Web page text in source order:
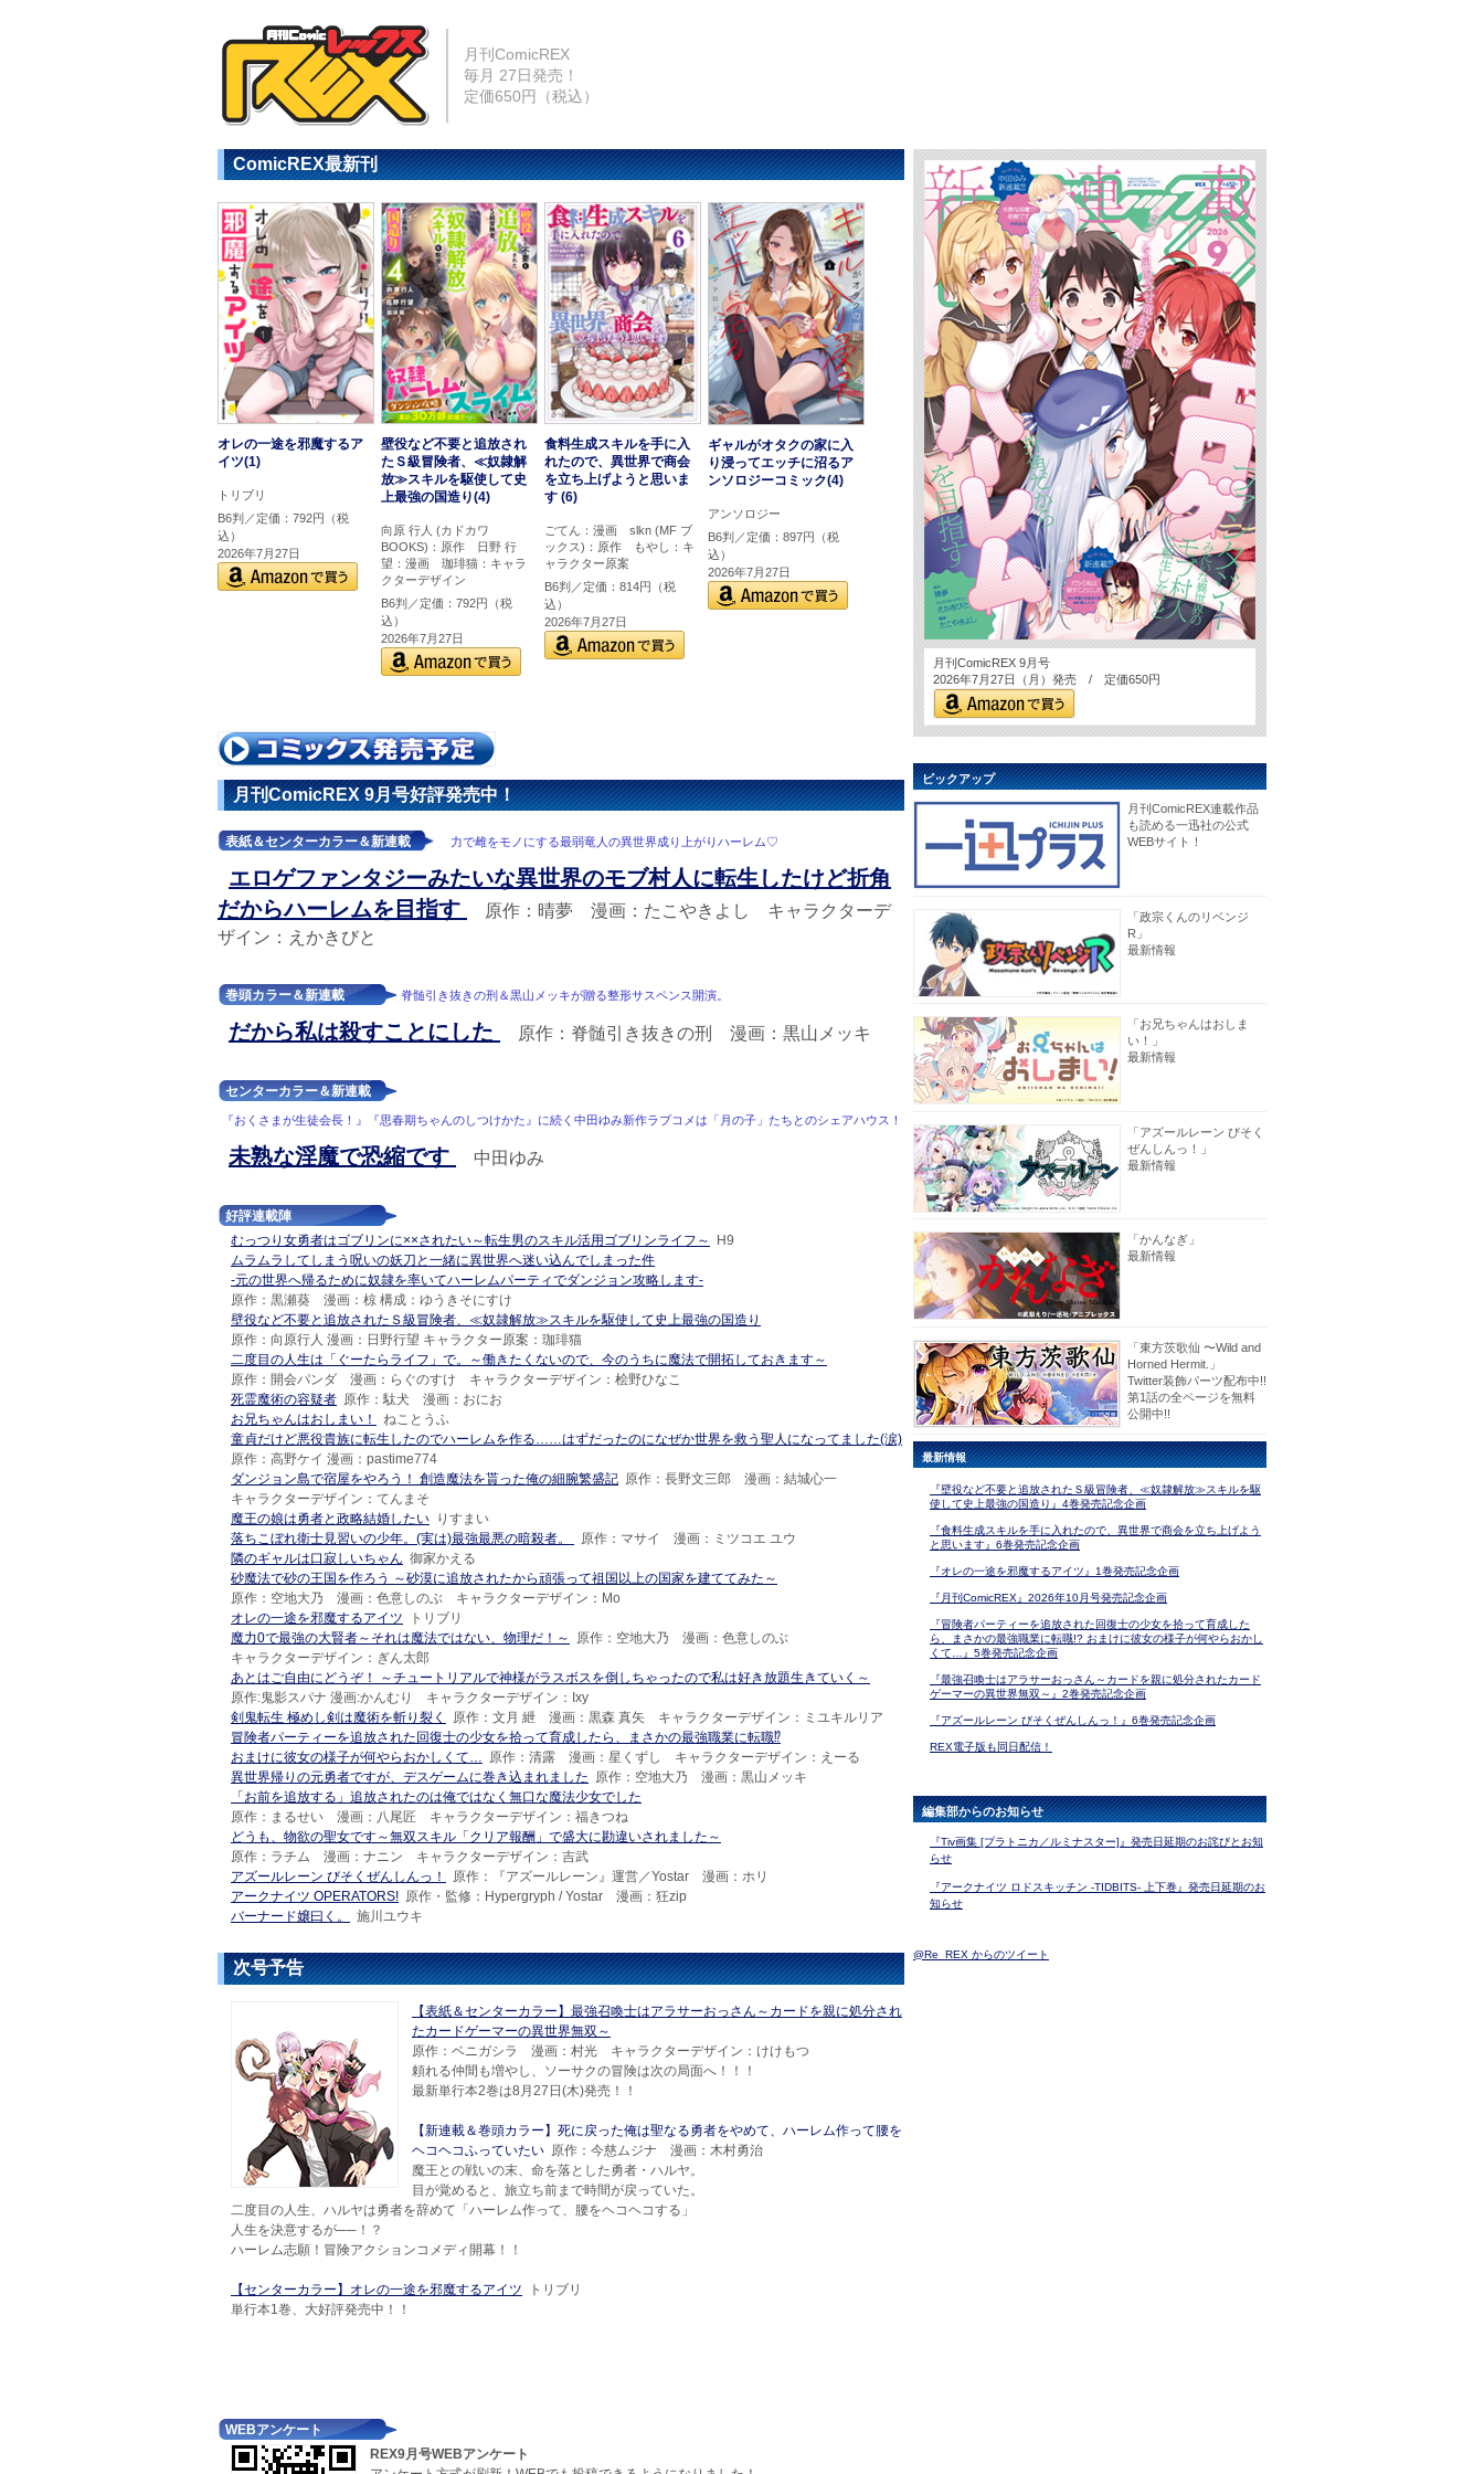
月刊ComicREX
毎月 27日発売！
定価650円（税込）
ComicREX最新刊
オレの一途を邪魔するア
イツ(1)
トリブリ
B6判／定価：792円（税
込）
2026年7月27日
壁役など不要と追放され
たＳ級冒険者、≪奴隷解
放≫スキルを駆使して史
上最強の国造り(4)
向原 行人 (カドカワ
BOOKS)：原作 日野 行
望：漫画 珈琲猫：キャラ
クターデザイン
B6判／定価：792円（税
込）
2026年7月27日
食料生成スキルを手に入
れたので、異世界で商会
を立ち上げようと思いま
す (6)
ごてん：漫画 slkn (MF ブ
ックス)：原作 もやし：キ
ャラクター原案
B6判／定価：814円（税
込）
2026年7月27日
ギャルがオタクの家に入
り浸ってエッチに沼るア
ンソロジーコミック(4)
アンソロジー
B6判／定価：897円（税
込）
2026年7月27日
月刊ComicREX 9月号好評発売中！
表紙＆センターカラー＆新連載 力で雌をモノにする最弱竜人の異世界成り上がりハーレム♡
エロゲファンタジーみたいな異世界のモブ村人に転生したけど折角
だからハーレムを目指す
原作：晴夢 漫画：たこやきよし キャラクターデ
ザイン：えかきびと
巻頭カラー＆新連載 脊髄引き抜きの刑＆黒山メッキが贈る整形サスペンス開演。
だから私は殺すことにした 原作：脊髄引き抜きの刑 漫画：黒山メッキ
センターカラー＆新連載
『おくさまが生徒会長！』『思春期ちゃんのしつけかた』に続く中田ゆみ新作ラブコメは「月の子」たちとのシェアハウス！
未熟な淫魔で恐縮です 中田ゆみ
好評連載陣
むっつり女勇者はゴブリンに××されたい～転生男のスキル活用ゴブリンライフ～
H9
ムラムラしてしまう呪いの妖刀と一緒に異世界へ迷い込んでしまった件
-元の世界へ帰るために奴隷を率いてハーレムパーティでダンジョン攻略します-
原作：黒瀬葵 漫画：椋 構成：ゆうきそにすけ
壁役など不要と追放されたＳ級冒険者、≪奴隷解放≫スキルを駆使して史上最強の国造り
原作：向原行人 漫画：日野行望 キャラクター原案：珈琲猫
二度目の人生は「ぐーたらライフ」で。～働きたくないので、今のうちに魔法で開拓しておきます～
原作：開会パンダ 漫画：らぐのすけ キャラクターデザイン：桧野ひなこ
死霊魔術の容疑者 原作：駄犬 漫画：おにお
お兄ちゃんはおしまい！
ねことうふ
童貞だけど悪役貴族に転生したのでハーレムを作る……はずだったのになぜか世界を救う聖人になってました(涙)
原作：高野ケイ 漫画：pastime774
ダンジョン島で宿屋をやろう！ 創造魔法を貰った俺の細腕繁盛記 原作：長野文三郎 漫画：結城心一
キャラクターデザイン：てんまそ
魔王の娘は勇者と政略結婚したい りすまい
落ちこぼれ衛士見習いの少年。(実は)最強最悪の暗殺者。
原作：マサイ 漫画：ミツコエ ユウ
隣のギャルは口寂しいちゃん 御家かえる
砂魔法で砂の王国を作ろう ～砂漠に追放されたから頑張って祖国以上の国家を建ててみた～
原作：空地大乃 漫画：色意しのぶ キャラクターデザイン：Mo
オレの一途を邪魔するアイツ
トリブリ
魔力0で最強の大賢者～それは魔法ではない、物理だ！～
原作：空地大乃 漫画：色意しのぶ
キャラクターデザイン：ぎん太郎
あとはご自由にどうぞ！ ～チュートリアルで神様がラスボスを倒しちゃったので私は好き放題生きていく～
原作:鬼影スパナ 漫画:かんむり キャラクターデザイン：Ixy
剣鬼転生 極めし剣は魔術を斬り裂く
原作：文月 紲 漫画：黒森 真矢 キャラクターデザイン：ミユキルリア
冒険者パーティーを追放された回復士の少女を拾って育成したら、まさかの最強職業に転職⁉
おまけに彼女の様子が何やらおかしくて… 原作：清露 漫画：星くずし キャラクターデザイン：えーる
異世界帰りの元勇者ですが、デスゲームに巻き込まれました 原作：空地大乃 漫画：黒山メッキ
「お前を追放する」追放されたのは俺ではなく無口な魔法少女でした
原作：まるせい 漫画：八尾匠 キャラクターデザイン：福きつね
どうも、物欲の聖女です～無双スキル「クリア報酬」で盛大に勘違いされました～
原作：ラチム 漫画：ナニン キャラクターデザイン：吉武
アズールレーン びそくぜんしんっ！
原作：『アズールレーン』運営／Yostar 漫画：ホリ
アークナイツ OPERATORS! 原作・監修：Hypergryph / Yostar 漫画：狂zip
バーナード嬢曰く。
施川ユウキ
次号予告
【表紙＆センターカラー】最強召喚士はアラサーおっさん～カードを親に処分され
たカードゲーマーの異世界無双～
原作：ベニガシラ 漫画：村光 キャラクターデザイン：けけもつ
頼れる仲間も増やし、ソーサクの冒険は次の局面へ！！！
最新単行本2巻は8月27日(木)発売！！
【新連載＆巻頭カラー】死に戻った俺は聖なる勇者をやめて、ハーレム作って腰を
ヘコヘコふっていたい 原作：今慈ムジナ 漫画：木村勇治
魔王との戦いの末、命を落とした勇者・ハルヤ。
目が覚めると、旅立ち前まで時間が戻っていた。
二度目の人生、ハルヤは勇者を辞めて「ハーレム作って、腰をヘコヘコする」
人生を決意するが──！？
ハーレム志願！冒険アクションコメディ開幕！！
【センターカラー】オレの一途を邪魔するアイツ
トリブリ
単行本1巻、大好評発売中！！
WEBアンケート
REX9月号WEBアンケート
月刊ComicREX 9月号
2026年7月27日（月）発売 / 定価650円
ピックアップ
月刊ComicREX連載作品
も読める一迅社の公式
WEBサイト！
「政宗くんのリベンジ
R」
最新情報
「お兄ちゃんはおしま
い！」
最新情報
「アズールレーン びそく
ぜんしんっ！」
最新情報
「かんなぎ」
最新情報
「東方茨歌仙 〜Wild and
Horned Hermit.」
Twitter装飾パーツ配布中!!
第1話の全ページを無料
公開中!!
最新情報
『壁役など不要と追放されたＳ級冒険者、≪奴隷解放≫スキルを駆
使して史上最強の国造り』4巻発売記念企画
『食料生成スキルを手に入れたので、異世界で商会を立ち上げよう
と思います』6巻発売記念企画
『オレの一途を邪魔するアイツ』1巻発売記念企画
『月刊ComicREX』2026年10月号発売記念企画
『冒険者パーティーを追放された回復士の少女を拾って育成した
ら、まさかの最強職業に転職!? おまけに彼女の様子が何やらおかし
くて…』5巻発売記念企画
『最強召喚士はアラサーおっさん～カードを親に処分されたカード
ゲーマーの異世界無双～』2巻発売記念企画
『アズールレーン びそくぜんしんっ！』6巻発売記念企画
REX電子版も同日配信！
編集部からのお知らせ
『Tiv画集 [プラトニカ／ルミナスター]』発売日延期のお詫びとお知
らせ
『アークナイツ ロドスキッチン -TIDBITS- 上下巻』発売日延期のお
知らせ
@Re_REX からのツイート